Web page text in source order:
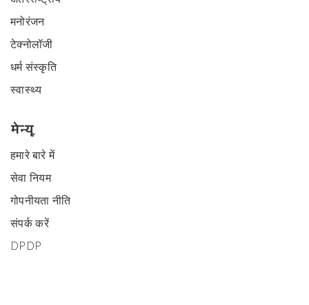
मनोरंजन
टेक्नोलॉजी
धर्म संस्कृति
स्वास्थ्य
मेन्यू
हमारे बारे में
सेवा नियम
गोपनीयता नीति
संपर्क करें
DPDP